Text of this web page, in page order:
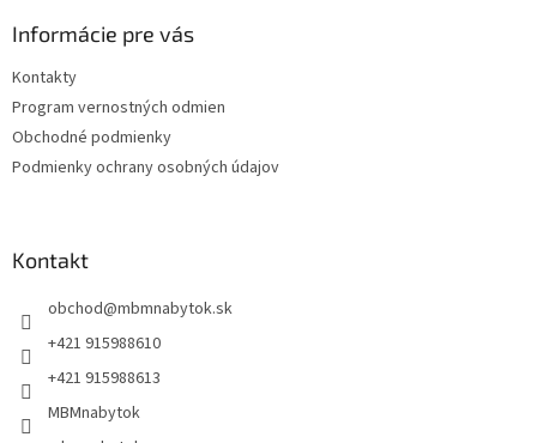
Informácie pre vás
Kontakty
Program vernostných odmien
Obchodné podmienky
Podmienky ochrany osobných údajov
Kontakt
obchod@mbmnabytok.sk
+421 915988610
+421 915988613
MBMnabytok